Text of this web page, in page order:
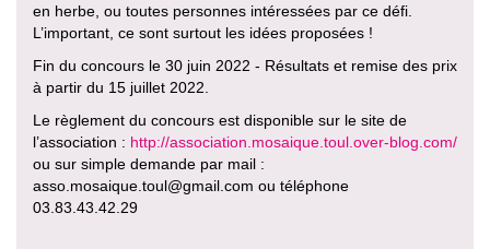
en herbe, ou toutes personnes intéressées par ce défi.
L’important, ce sont surtout les idées proposées !
Fin du concours le 30 juin 2022 - Résultats et remise des prix
à partir du 15 juillet 2022.
Le règlement du concours est disponible sur le site de
l’association : http://association.mosaique.toul.over-blog.com/
ou sur simple demande par mail :
asso.mosaique.toul@gmail.com ou téléphone
03.83.43.42.29